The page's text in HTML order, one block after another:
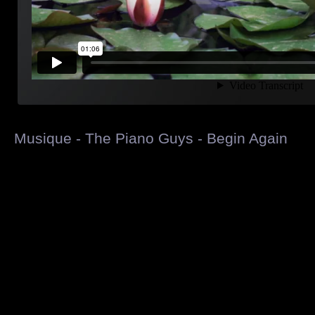
Musique - The Piano Guys - Begin Again